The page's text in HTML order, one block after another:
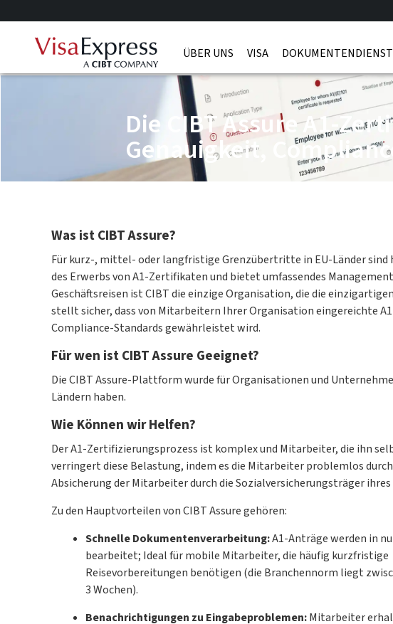
ÜBER UNS VISA
Die CIBT Assure A1-
Genauigkeit,
Was ist CIBT Assure?
Für kurz-, mittel- oder langfristige Grenzübertritte in EU-Länder sind
des Erwerbs von A1-Zertifikaten und bietet umfassendes
Geschäftsreisen ist CIBT die einzige Organisation, die die
stellt sicher, dass von Mitarbeitern Ihrer Organisation eingereichte
Compliance-Standards gewährleistet wird.
Für wen ist CIBT Assure Geeignet?
Die CIBT Assure-Plattform wurde für Organisationen und
Ländern haben.
Wie Können wir Helfen?
Der A1-Zertifizierungsprozess ist komplex und Mitarbeiter, die ihn
verringert diese Belastung, indem es die Mitarbeiter problemlos
Absicherung der Mitarbeiter durch die Sozialversicherungsträger
Zu den Hauptvorteilen von CIBT Assure gehören:
Schnelle Dokumentenverarbeitung:A1-Anträge werden in
bearbeitet; Ideal für mobile Mitarbeiter, die häufig kurzfristige
Reisevorbereitungen benötigen (die Branchennorm liegt
3 Wochen).
Benachrichtigungen zu Eingabeproblemen:Mitarbeiter